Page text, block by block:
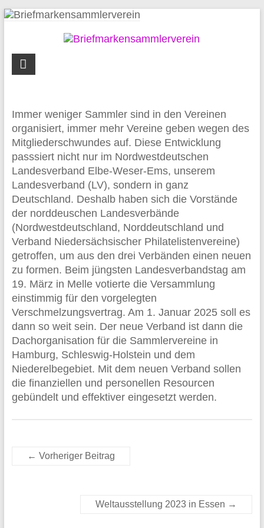
Zum
Umgebung
Immer weniger Sammler sind in den Vereinen
organisiert, immer mehr Vereine geben wegen des
Mitgliederschwundes auf. Diese Entwicklung
passsiert nicht nur im Nordwestdeutschen
Landesverband Elbe-Weser-Ems, unserem
Landesverband (LV), sondern in ganz
Deutschland. Deshalb haben sich die Vorstände
der norddeuschen Landesverbände
(Nordwestdeutschland, Norddeutschland und
Verband Niedersächsischer Philatelistenvereine)
getroffen, um aus den drei Verbänden einen neuen
zu formen. Beim jüngsten Landesverbandstag am
19. März in Melle votierte die Versammlung
einstimmig für den vorgelegten
Verschmelzungsvertrag. Am 1. Januar 2025 soll es
dann so weit sein. Der neue Verband ist dann die
Dachorganisation für die Sammlervereine in
Hamburg, Schleswig-Holstein und dem
Niederelbegebiet. Mit dem neuen Verband sollen
die finanziellen und personellen Resourcen
gebündelt und effektiver eingesetzt werden.
← Vorheriger Beitrag
Weltausstellung 2023 in Essen →